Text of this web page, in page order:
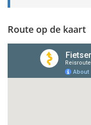
Route op de kaart